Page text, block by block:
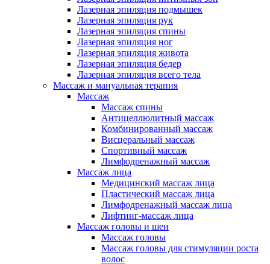
Лазерная эпиляция подмышек
Лазерная эпиляция рук
Лазерная эпиляция спины
Лазерная эпиляция ног
Лазерная эпиляция живота
Лазерная эпиляция бедер
Лазерная эпиляция всего тела
Массаж и мануальная терапия
Массаж
Массаж спины
Антицеллюлитный массаж
Комбинированный массаж
Висцеральный массаж
Спортивный массаж
Лимфодренажный массаж
Массаж лица
Медицинский массаж лица
Пластический массаж лица
Лимфодренажный массаж лица
Лифтинг-массаж лица
Массаж головы и шеи
Массаж головы
Массаж головы для стимуляции роста
волос